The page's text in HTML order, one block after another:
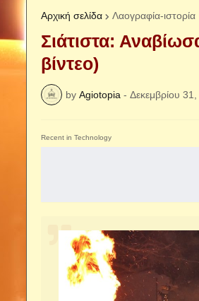
Αρχική σελίδα Λαογραφία-ιστορία
Σιάτιστα:
βίντεο)
by Agiotopia - Δεκεμβρίου
Recent in Technology